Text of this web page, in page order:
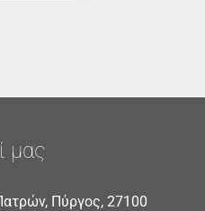
μας
Πύργος, 27100